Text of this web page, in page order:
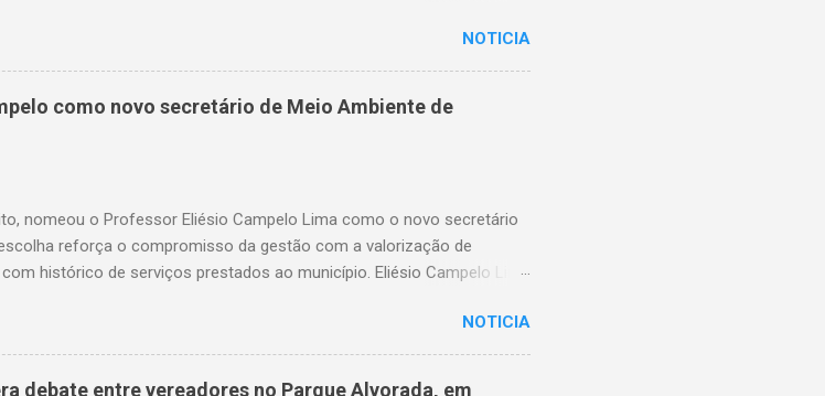
momento em que milhares de timonenses enfrentam dificuldades
se surpreendidos pelo corte abrupto do fornecimento. A nova lei,
representa um avanço significativo na proteção dos usuários.
e luz ganharam uma nova ferramenta, possibilitando, no momento
NOTICIA
como novo secretário de Meio Ambiente de
nomeou o Professor Eliésio Campelo Lima como o novo secretário
reforça o compromisso da gestão com a valorização de
histórico de serviços prestados ao município. Eliésio Campelo Lima
tanto no Maranhão quanto no Piauí, sempre com atuação
e pelo diálogo institucional. Entre as funções exercidas,
da Unidade Regional de Educação (URE) de Timon, quando
NOTICIA
debate entre vereadores no Parque Alvorada, em